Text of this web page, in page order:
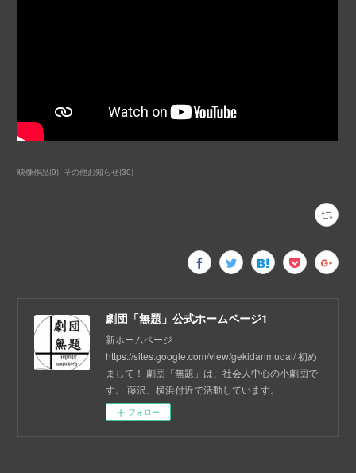
映像作品(9) その他お知らせ(30)
劇団「無題」公式ホームページ1
新ホームページ
https://sites.google.com/view/gekidanmudai/ 初め
まして！ 劇団「無題」は、社会人中心の小劇団で
す。 藤沢、横浜付近で活動しています。
フォロー